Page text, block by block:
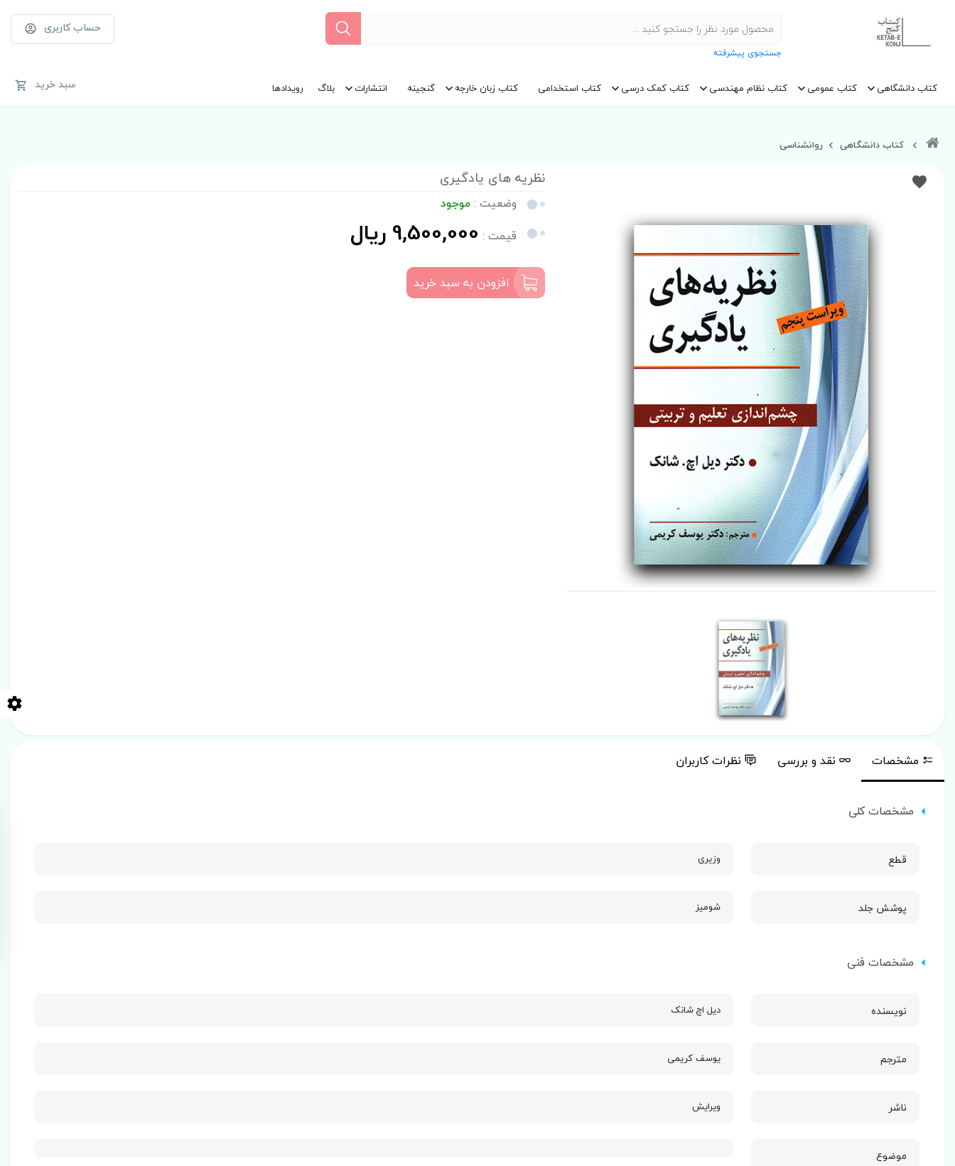
جستجوی پیشرفته
حساب کاربری
کتاب دانشگاهی کتاب عمومی کتاب نظام مهندسی کتاب کمک درسی کتاب استخدامی کتاب زبان خارجه گنجینه انتشارات بلاگ رویدادها سبد خرید
کتاب دانشگاهی روانشناسی
نظریه های یادگیری
وضعیت : موجود
قیمت : 9,500,000 ریال
افزودن به سبد خرید
مشخصات نقد و بررسی نظرات کاربران
مشخصات کلی
قطع وزیری
پوشش جلد شومیز
مشخصات فنی
نویسنده دیل اچ شانک
مترجم یوسف کریمی
ناشر ویرایش
موضوع